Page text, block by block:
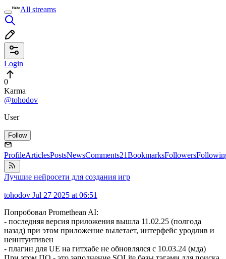
All streams
Login
0
Karma
@tohodov
User
Follow
ProfileArticlesPostsNewsComments21BookmarksFollowers
Лучшие нейросети для создания игр
tohodov Jul 27 2025 at 06:51
Попробовал Promethean AI:
- последняя версия приложения вышла 11.02.25 (полгода
назад) при этом приложение вылетает, интерфейс уродлив и
неинтуитивен
- плагин для UE на гитхабе не обновлялся с 10.03.24 (мда)